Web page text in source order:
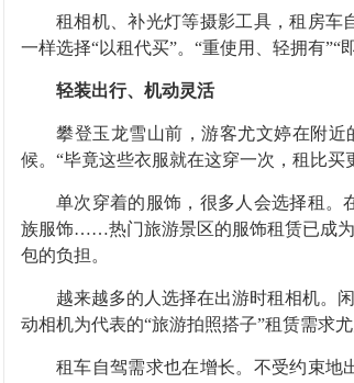
租相机、补光灯等摄影工具，租房车
一样选择“以租代买”。“重使用、轻拥有”“
轻装出行、机动灵活
攀登玉龙雪山前，游客尤文婷在附近
候。“毕竟这些衣服就在这穿一次，租比买
单次穿着的服饰，很多人会选择租。
族服饰……热门旅游景区的服饰租赁已成为
包的负担。
越来越多的人选择在出游时租相机。闲
动相机为代表的“旅游拍照搭子”租赁需求
租车自驾需求也在增长。不受约束地